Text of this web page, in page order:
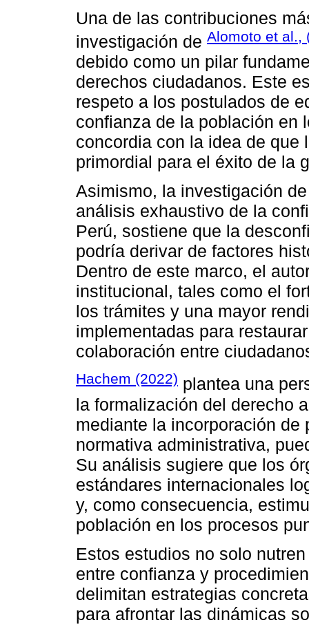
Una de las contribuciones
investigación de Alomoto et al.,
debido como un pilar
derechos ciudadanos. Este
respeto a los postulados de
confianza de la población en
concordia con la idea de que
primordial para el éxito de la
Asimismo, la investigación
análisis exhaustivo de la
Perú, sostiene que la
podría derivar de factores
Dentro de este marco, el
institucional, tales como el
los trámites y una mayor
implementadas para
colaboración entre
Hachem (2022) plantea una
la formalización del derecho
mediante la incorporación
normativa administrativa,
Su análisis sugiere que los
estándares internacionales
y, como consecuencia,
población en los procesos
Estos estudios no solo
entre confianza y
delimitan estrategias
para afrontar las dinámicas